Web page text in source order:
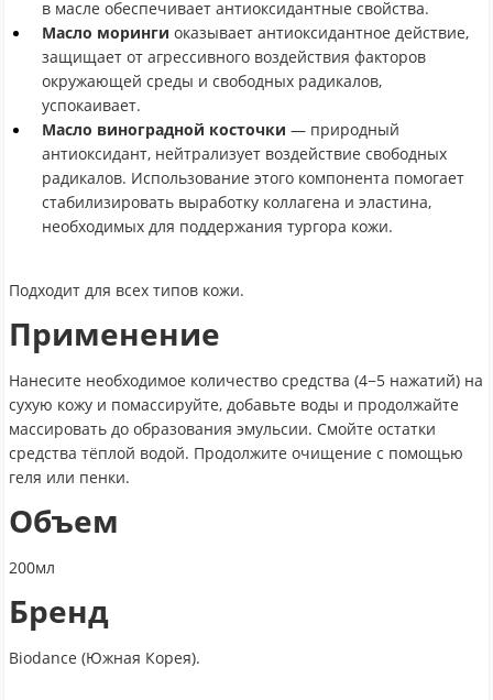
в масле обеспечивает антиоксидантные свойства.
Масло моринги оказывает антиоксидантное действие,
защищает от агрессивного воздействия факторов
окружающей среды и свободных радикалов,
успокаивает.
Масло виноградной косточки — природный
антиоксидант, нейтрализует воздействие свободных
радикалов. Использование этого компонента помогает
стабилизировать выработку коллагена и эластина,
необходимых для поддержания тургора кожи.
Подходит для всех типов кожи.
Применение
Нанесите необходимое количество средства (4−5 нажатий) на
сухую кожу и помассируйте, добавьте воды и продолжайте
массировать до образования эмульсии. Смойте остатки
средства тёплой водой. Продолжите очищение с помощью
геля или пенки.
Объем
200мл
Бренд
Biodance (Южная Корея).